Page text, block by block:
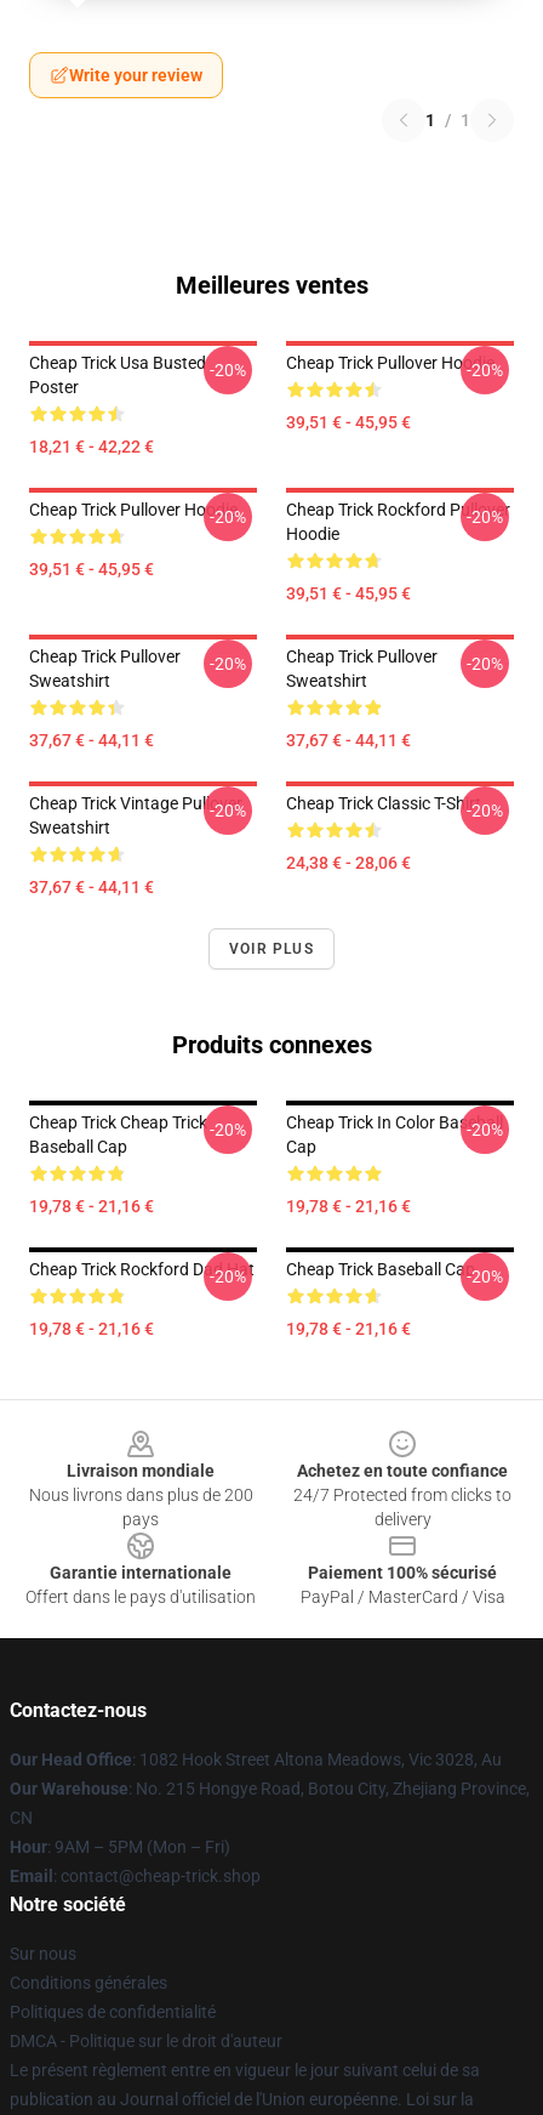
Write your review
1 / 1
Meilleures ventes
Cheap Trick Usa Busted
Poster
18,21 € - 42,22 €
-20% Cheap Trick Pullover Hoodie
39,51 € - 45,95 €
-20%
Cheap Trick Pullover Hoodie
39,51 € - 45,95 €
-20%
Cheap Trick Rockford Pullover
Hoodie
39,51 € - 45,95 €
-20%
Cheap Trick Pullover
Sweatshirt
37,67 € - 44,11 €
-20%
Cheap Trick Pullover
Sweatshirt
37,67 € - 44,11 €
-20%
Cheap Trick Vintage Pullover
Sweatshirt
37,67 € - 44,11 €
-20% Cheap Trick Classic T-Shirt
24,38 € - 28,06 €
-20%
VOIR PLUS
Produits connexes
Cheap Trick Cheap Trick
Baseball Cap
19,78 € - 21,16 €
-20%
Cheap Trick In Color Baseball
Cap
19,78 € - 21,16 €
-20%
Cheap Trick Rockford Dad Hat
19,78 € - 21,16 €
-20% Cheap Trick Baseball Cap
19,78 € - 21,16 €
-20%
Livraison mondiale
Nous livrons dans plus de 200
pays
Achetez en toute confiance
24/7 Protected from clicks to
delivery
Garantie internationale
Offert dans le pays d'utilisation
Paiement 100% sécurisé
PayPal / MasterCard / Visa
Contactez-nous
Our Head Office: 1082 Hook Street Altona Meadows, Vic 3028, Au
Our Warehouse: No. 215 Hongye Road, Botou City, Zhejiang Province,
CN
Hour: 9AM – 5PM (Mon – Fri)
Email : contact@cheap-trick.shop
Notre société
Sur nous
Conditions générales
Politiques de confidentialité
DMCA - Politique sur le droit d'auteur
Le présent règlement entre en vigueur le jour suivant celui de sa
publication au Journal officiel de l'Union européenne. Loi sur la